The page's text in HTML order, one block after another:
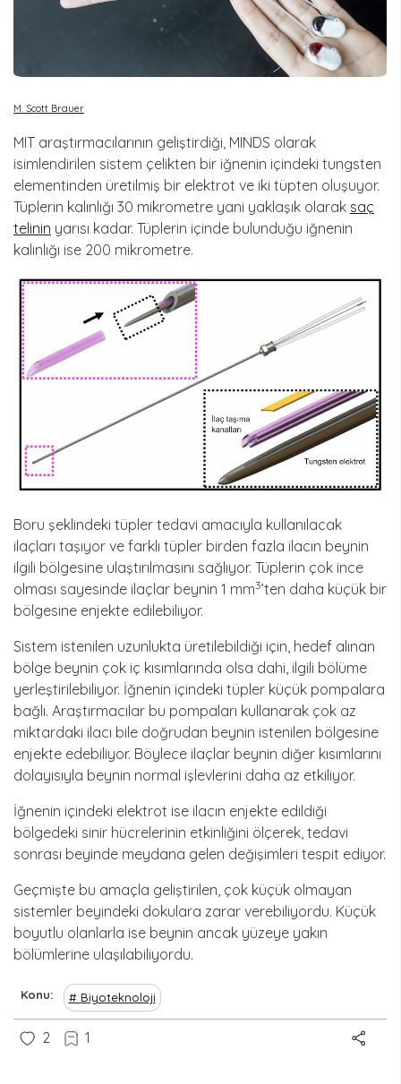
M. Scott Brauer
MIT araştırmacılarının geliştirdiği, MINDS olarak
isimlendirilen sistem çelikten bir iğnenin içindeki tungsten
elementinden üretilmiş bir elektrot ve iki tüpten oluşuyor.
Tüplerin kalınlığı 30 mikrometre yani yaklaşık olarak saç
telinin yarısı kadar. Tüplerin içinde bulunduğu iğnenin
kalınlığı ise 200 mikrometre.
Boru şeklindeki tüpler tedavi amacıyla kullanılacak
ilaçları taşıyor ve farklı tüpler birden fazla ilacın beynin
ilgili bölgesine ulaştırılmasını sağlıyor. Tüplerin çok ince
olması sayesinde ilaçlar beynin 1 mm3’ten daha küçük bir
bölgesine enjekte edilebiliyor.
Sistem istenilen uzunlukta üretilebildiği için, hedef alınan
bölge beynin çok iç kısımlarında olsa dahi, ilgili bölüme
yerleştirilebiliyor. İğnenin içindeki tüpler küçük pompalara
bağlı. Araştırmacılar bu pompaları kullanarak çok az
miktardaki ilacı bile doğrudan beynin istenilen bölgesine
enjekte edebiliyor. Böylece ilaçlar beynin diğer kısımlarını
dolayısıyla beynin normal işlevlerini daha az etkiliyor.
İğnenin içindeki elektrot ise ilacın enjekte edildiği
bölgedeki sinir hücrelerinin etkinliğini ölçerek, tedavi
sonrası beyinde meydana gelen değişimleri tespit ediyor.
Geçmişte bu amaçla geliştirilen, çok küçük olmayan
sistemler beyindeki dokulara zarar verebiliyordu. Küçük
boyutlu olanlarla ise beynin ancak yüzeye yakın
bölümlerine ulaşılabiliyordu.
Konu Biyoteknoloji
2 1